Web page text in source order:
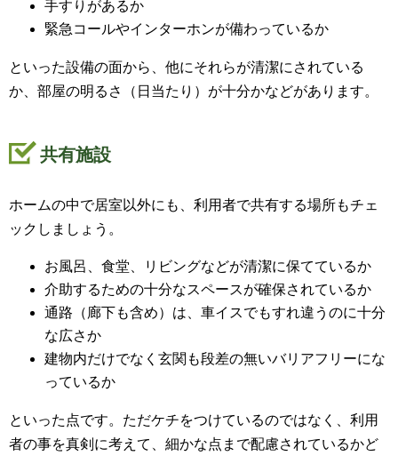
手すりがあるか
緊急コールやインターホンが備わっているか
といった設備の面から、他にそれらが清潔にされている
か、部屋の明るさ（日当たり）が十分かなどがあります。
共有施設
ホームの中で居室以外にも、利用者で共有する場所もチェ
ックしましょう。
お風呂、食堂、リビングなどが清潔に保てているか
介助するための十分なスペースが確保されているか
通路（廊下も含め）は、車イスでもすれ違うのに十分
な広さか
建物内だけでなく玄関も段差の無いバリアフリーにな
っているか
といった点です。ただケチをつけているのではなく、利用
者の事を真剣に考えて、細かな点まで配慮されているかど